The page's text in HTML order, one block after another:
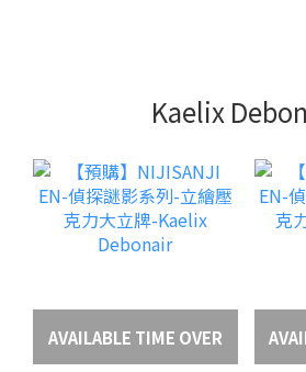
Kaelix
AVAILABLE TIME OVER